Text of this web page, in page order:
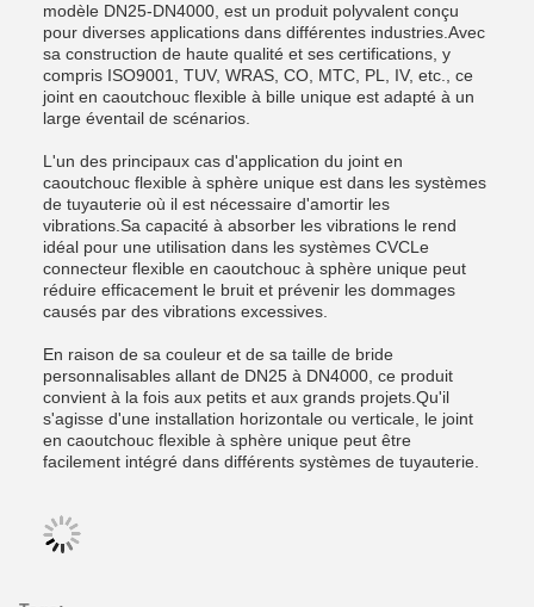
modèle DN25-DN4000, est un produit polyvalent conçu
pour diverses applications dans différentes industries.Avec
sa construction de haute qualité et ses certifications, y
compris ISO9001, TUV, WRAS, CO, MTC, PL, IV, etc., ce
joint en caoutchouc flexible à bille unique est adapté à un
large éventail de scénarios.
L'un des principaux cas d'application du joint en
caoutchouc flexible à sphère unique est dans les systèmes
de tuyauterie où il est nécessaire d'amortir les
vibrations.Sa capacité à absorber les vibrations le rend
idéal pour une utilisation dans les systèmes CVCLe
connecteur flexible en caoutchouc à sphère unique peut
réduire efficacement le bruit et prévenir les dommages
causés par des vibrations excessives.
En raison de sa couleur et de sa taille de bride
personnalisables allant de DN25 à DN4000, ce produit
convient à la fois aux petits et aux grands projets.Qu'il
s'agisse d'une installation horizontale ou verticale, le joint
en caoutchouc flexible à sphère unique peut être
facilement intégré dans différents systèmes de tuyauterie.